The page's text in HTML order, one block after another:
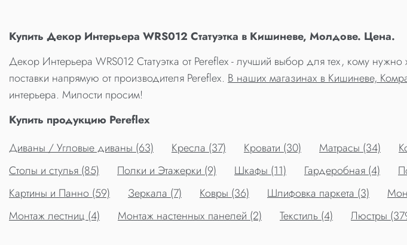
Купить Декор Интерьера WRS012 Статуэтка в Кишиневе, Молдове. Цена.
Декор Интерьера WRS012 Статуэтка от Pereflex - лучший выбор для тех, кому
поставки напрямую от производителя Pereflex. В наших магазинах в Кишиневе,
интерьера. Милости просим!
Купить продукцию Pereflex
Диваны / Угловые диваны (63)
Кресла (37) Кровати (30) Матрасы (34)
Столы и стулья (85)
Полки и Этажерки (9) Шкафы (11) Гардеробная (4)
Картины и Панно (59)
Зеркала (7) Ковры (36) Шлифовка паркета (3)
Монтаж лестниц (4)
Монтаж настенных панелей (2) Текстиль (4) Люстры